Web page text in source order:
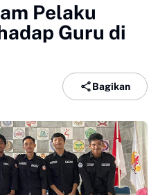
Pelaku
Guru di
Bagikan